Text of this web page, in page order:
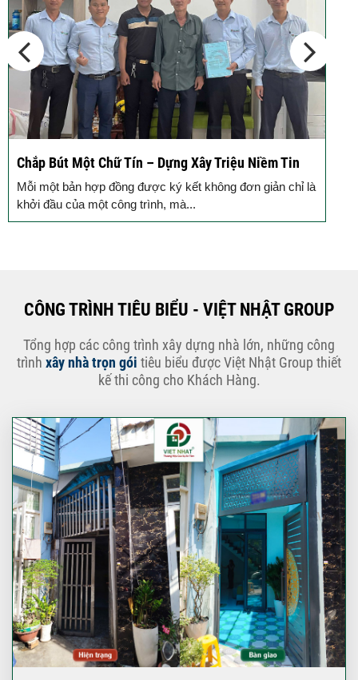
Chắp Bút Một Chữ Tín – Dựng Xây Triệu Niềm Tin
Mỗi một bản hợp đồng được ký kết không đơn giản chỉ là
khởi đầu của một công trình, mà...
CÔNG TRÌNH TIÊU BIỂU - VIỆT NHẬT GROUP
Tổng hợp các công trình xây dựng nhà lớn, những công
trình xây nhà trọn gói tiêu biểu được Việt Nhật Group thiết
kế thi công cho Khách Hàng.